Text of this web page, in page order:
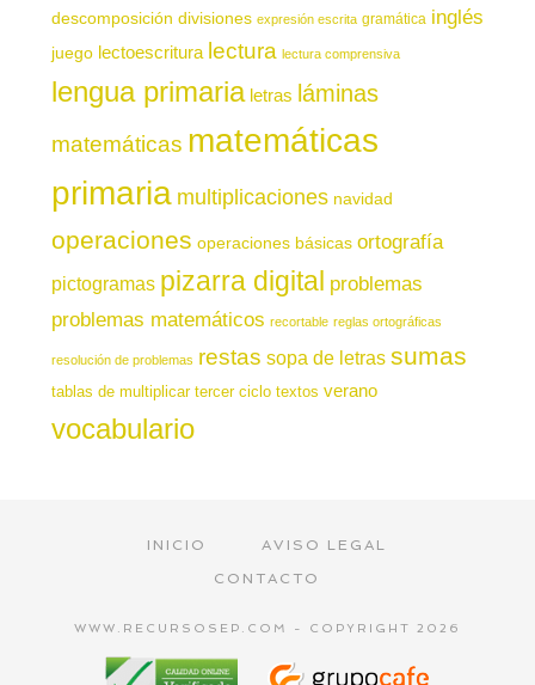
descomposición divisiones expresión escrita gramática inglés
juego lectoescritura lectura lectura comprensiva
lengua primaria letras láminas
matemáticas matemáticas
primaria multiplicaciones navidad
operaciones operaciones básicas ortografía
pictogramas pizarra digital problemas
problemas matemáticos recortable reglas ortográficas
resolución de problemas restas sopa de letras sumas
tablas de multiplicar tercer ciclo textos verano
vocabulario
INICIO
AVISO LEGAL
CONTACTO
WWW.RECURSOSEP.COM - COPYRIGHT 2026